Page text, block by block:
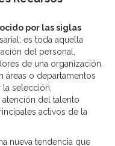
por las siglas
es toda aquella
del personal,
de una organización.
áreas o departamentos
selección,
del talento
activos de la
nueva tendencia que